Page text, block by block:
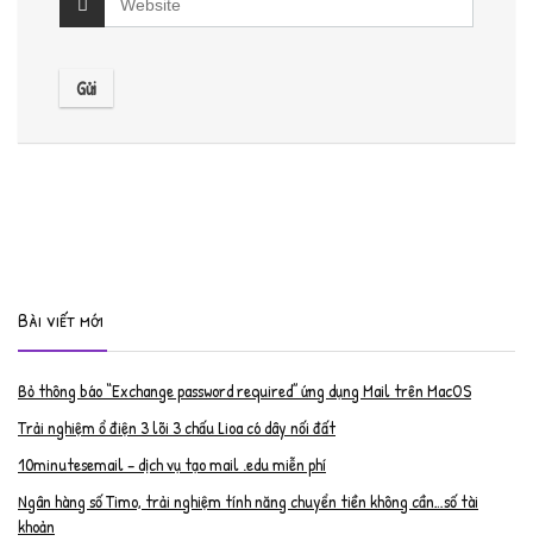
Bài viết mới
Bỏ thông báo “Exchange password required” ứng dụng Mail trên MacOS
Trải nghiệm ổ điện 3 lõi 3 chấu Lioa có dây nối đất
10minutesemail – dịch vụ tạo mail .edu miễn phí
Ngân hàng số Timo, trải nghiệm tính năng chuyển tiền không cần…số tài
khoản